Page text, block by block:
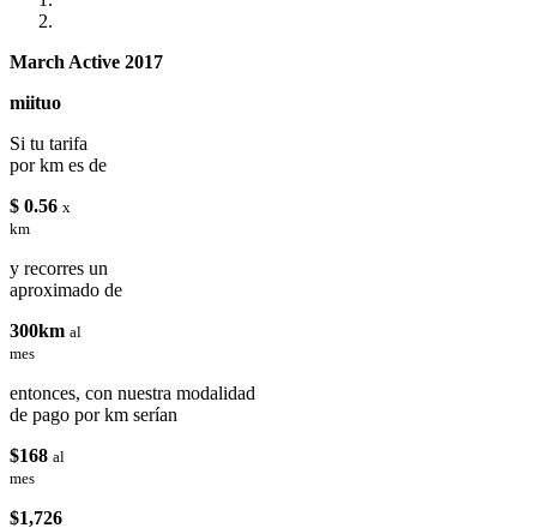
March Active 2017
miituo
Si tu tarifa
por km es de
$ 0.56 x
km
y recorres un
aproximado de
300km al
mes
entonces, con nuestra modalidad
de pago por km serían
$168 al
mes
$1,726